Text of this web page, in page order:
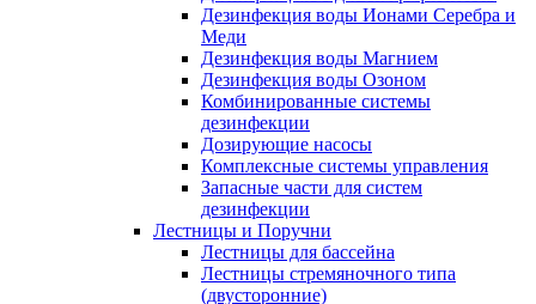
Дезинфекция воды Ионами Серебра и
Меди
Дезинфекция воды Магнием
Дезинфекция воды Озоном
Комбинированные системы
дезинфекции
Дозирующие насосы
Комплексные системы управления
Запасные части для систем
дезинфекции
Лестницы и Поручни
Лестницы для бассейна
Лестницы стремяночного типа
(двусторонние)